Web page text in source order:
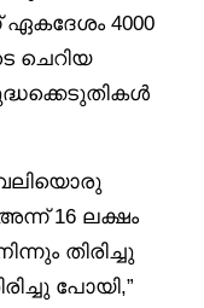
4000
ചെറിയ
16 ലക്ഷം
തിരിച്ചു
പോയി,”